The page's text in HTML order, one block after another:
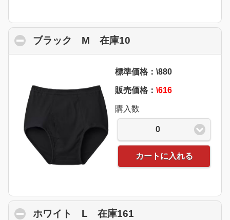
ブラック M 在庫10
標準価格：\880
販売価格： \616
購入数
0
カートに入れる
ホワイト L 在庫161